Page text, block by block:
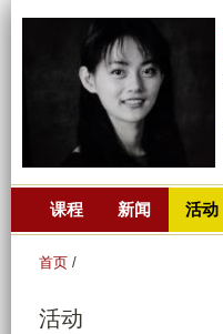
课程 新闻 活动
首页 /
活动